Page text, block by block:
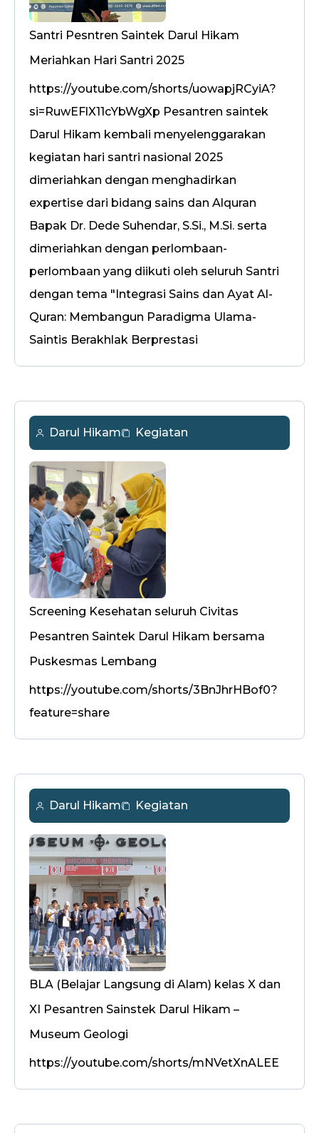
Santri Pesntren Saintek Darul Hikam
Meriahkan Hari Santri 2025
https://youtube.com/shorts/uowapjRCyiA?
si=RuwEFlX11cYbWgXp Pesantren saintek
Darul Hikam kembali menyelenggarakan
kegiatan hari santri nasional 2025
dimeriahkan dengan menghadirkan
expertise dari bidang sains dan Alquran
Bapak Dr. Dede Suhendar, S.Si., M.Si. serta
dimeriahkan dengan perlombaan-
perlombaan yang diikuti oleh seluruh Santri
dengan tema "Integrasi Sains dan Ayat Al-
Quran: Membangun Paradigma Ulama-
Saintis Berakhlak Berprestasi
Darul Hikam Kegiatan
Screening Kesehatan seluruh Civitas
Pesantren Saintek Darul Hikam bersama
Puskesmas Lembang
https://youtube.com/shorts/3BnJhrHBof0?
feature=share
Darul Hikam Kegiatan
BLA (Belajar Langsung di Alam) kelas X dan
XI Pesantren Sainstek Darul Hikam –
Museum Geologi
https://youtube.com/shorts/mNVetXnALEE